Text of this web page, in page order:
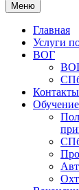
Меню
Главная
Услуги
ВОГ
Контакты
Обучение